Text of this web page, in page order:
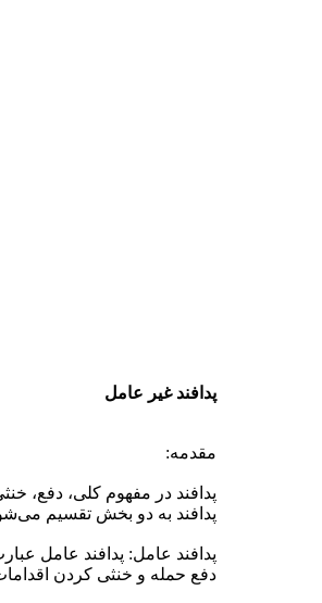
پدافند غیر عامل
مقدمه:
پدافند در مفهوم کلی، دفع،
پدافند به دو بخش تقسیم می‌شود 1- پدافند عامل 2- پدافند
پدافند عامل: پدافند عامل
دفع حمله و خنثی کردن